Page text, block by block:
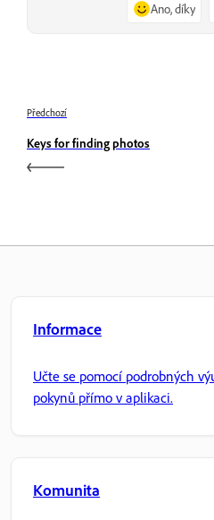
Ano, díky
Předchozí
Keys for finding photos
Informace
Učte se pomocí podrobných
pokynů přímo v aplikaci.
Komunita